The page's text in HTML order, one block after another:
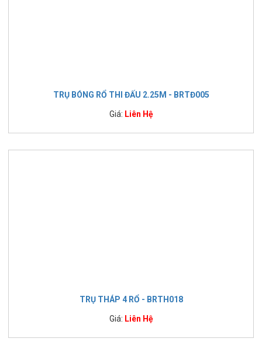
TRỤ BÓNG RỔ THI ĐẤU 2.25M - BRTĐ005
Giá: Liên Hệ
TRỤ THÁP 4 RỔ - BRTH018
Giá: Liên Hệ